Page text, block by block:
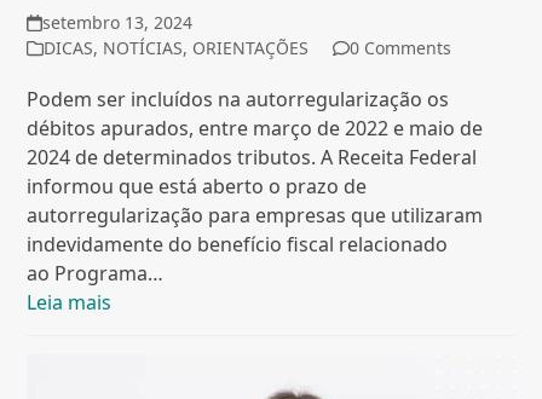
setembro 13, 2024
DICAS, NOTÍCIAS, ORIENTAÇÕES 0 Comments
Podem ser incluídos na autorregularização os
débitos apurados, entre março de 2022 e maio de
2024 de determinados tributos. A Receita Federal
informou que está aberto o prazo de
autorregularização para empresas que utilizaram
indevidamente do benefício fiscal relacionado
ao Programa…
Leia mais